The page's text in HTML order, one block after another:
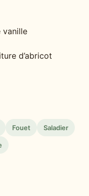
vanille
d’abricot
Fouet Saladier